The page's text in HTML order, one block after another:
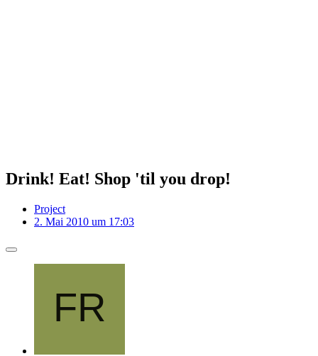
Drink! Eat! Shop 'til you drop!
Project
2. Mai 2010 um 17:03